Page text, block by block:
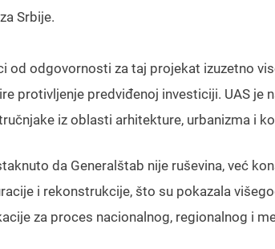
Srbije.
od odgovornosti za taj projekat izuzetno
protivljenje predviđenoj investiciji. UAS je
iz oblasti arhitekture, urbanizma i
da Generalštab nije ruševina, već
i rekonstrukcije, što su pokazala
za proces nacionalnog, regionalnog i